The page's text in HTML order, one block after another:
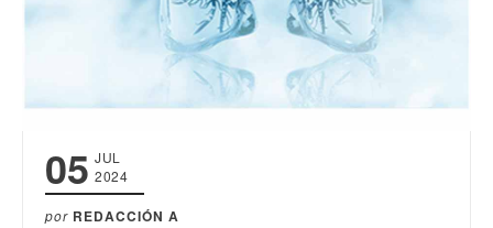
05 JUL
2024
por REDACCIÓN A